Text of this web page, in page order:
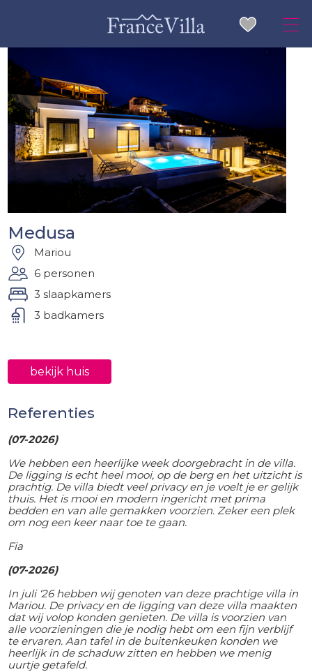
Medusa
Mariou
6 personen
3 slaapkamers
3 badkamers
bekijk huis
Referenties
(07-2026)
We hebben een heerlijke week doorgebracht in de villa.
De ligging is echt heel mooi, op de berg en het uitzicht is
prachtig. De villa biedt veel privacy en je voelt je er gelijk
thuis. Het is mooi en modern ingericht met prima
bedden en van alle gemakken voorzien. Zeker een plek
om nog een keer naar toe te gaan.
Fia
(07-2026)
In juli ‘26 hebben wij genoten van deze prachtige villa in
Mariou. De privacy en de ligging van deze villa maakten
dat wij volop konden genieten. De villa is voorzien van
alle voorzieningen die je nodig hebt om een fijn verblijf
te ervaren. Aan tafel in de buitenkeuken konden we
heerlijk in de schaduw zitten en hebben we menig
uurtje getafeld.